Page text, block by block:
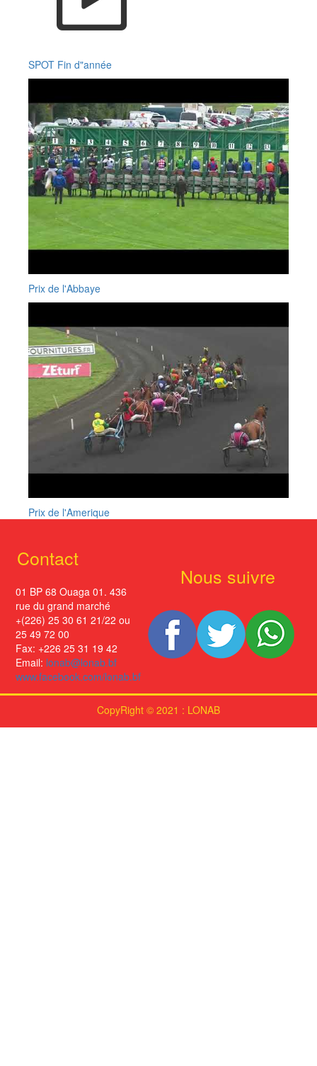
SPOT Fin d"année
Prix de l'Abbaye
Prix de l'Amerique
Contact
01 BP 68 Ouaga 01. 436
rue du grand marché
+(226) 25 30 61 21/22 ou
25 49 72 00
Fax: +226 25 31 19 42
Email: lonab@lonab.bf
www.facebook.com/lonab.bf
Nous suivre
CopyRight © 2021 : LONAB